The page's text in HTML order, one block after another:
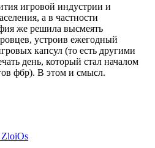
игровой индустрии и
а в частности
же решила высмеять
устроив ежегодный
капсул (то есть другими
день, который стал началом
фбр). В этом и смысл.
ZloiOs